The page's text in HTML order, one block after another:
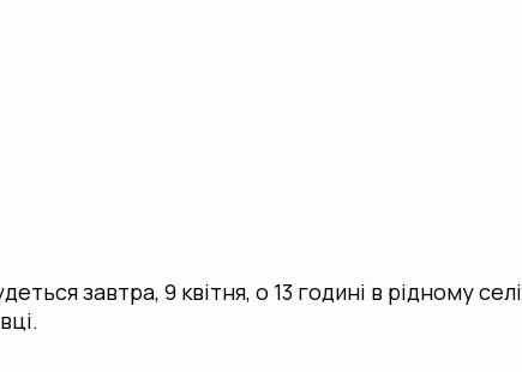
завтра, 9 квітня, о 13 годині в рідному селі